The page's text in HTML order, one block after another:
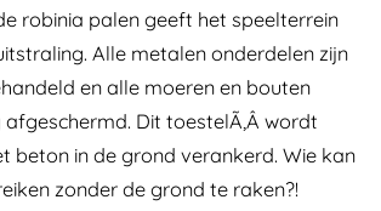
robinia palen geeft het speelterrein
Alle metalen onderdelen zijn
en alle moeren en bouten
Dit toestelÃ‚Â wordt
beton in de grond verankerd. Wie kan
zonder de grond te raken?!